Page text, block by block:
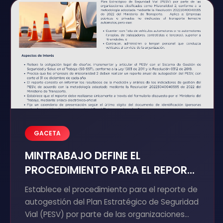
GACETA
MINTRABAJO DEFINE EL
PROCEDIMIENTO PARA EL REPORTE
DEL PLAN ESTRATÉGICO DE
SEGURIDAD VIAL PARA EMPRESAS
NO TRANSPORTADORAS
Establece el procedimiento para el reporte de
autogestión del Plan Estratégico de Seguridad
Vial (PESV) por parte de las organizaciones